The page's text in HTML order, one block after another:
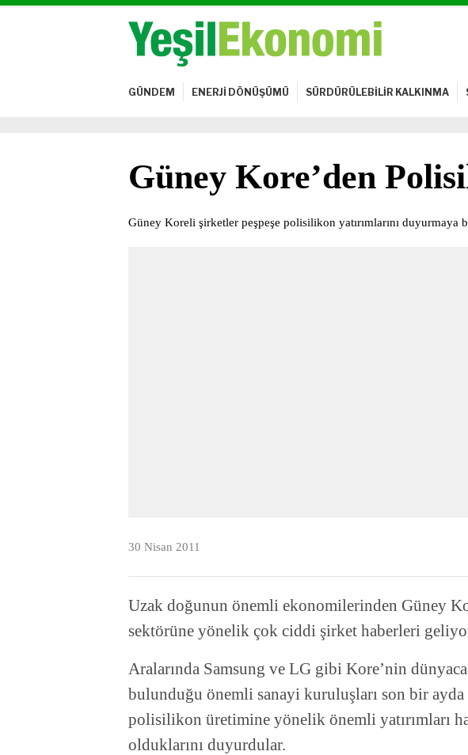
GÜNDEM ENERJİ DÖNÜŞÜMÜ SÜRDÜRÜLEBİLİR KALKINMA
Güney Kore’den
Güney Koreli şirketler peşpeşe polisilikon yatırımlarını duyurmaya
30 Nisan 2011
Uzak doğunun önemli ekonomilerinden Güney
sektörüne yönelik çok ciddi şirket haberleri
Aralarında Samsung ve LG gibi Kore’nin
bulunduğu önemli sanayi kuruluşları son bir ayda
polisilikon üretimine yönelik önemli yatırımları
olduklarını duyurdular.